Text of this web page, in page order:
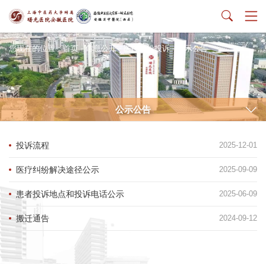
您现在的位置：首页- 信息公开- 医疗纠纷投诉- 公示公告
公示公告
投诉流程 2025-12-01
医疗纠纷解决途径公示 2025-09-09
患者投诉地点和投诉电话公示​ 2025-06-09
搬迁通告 2024-09-12